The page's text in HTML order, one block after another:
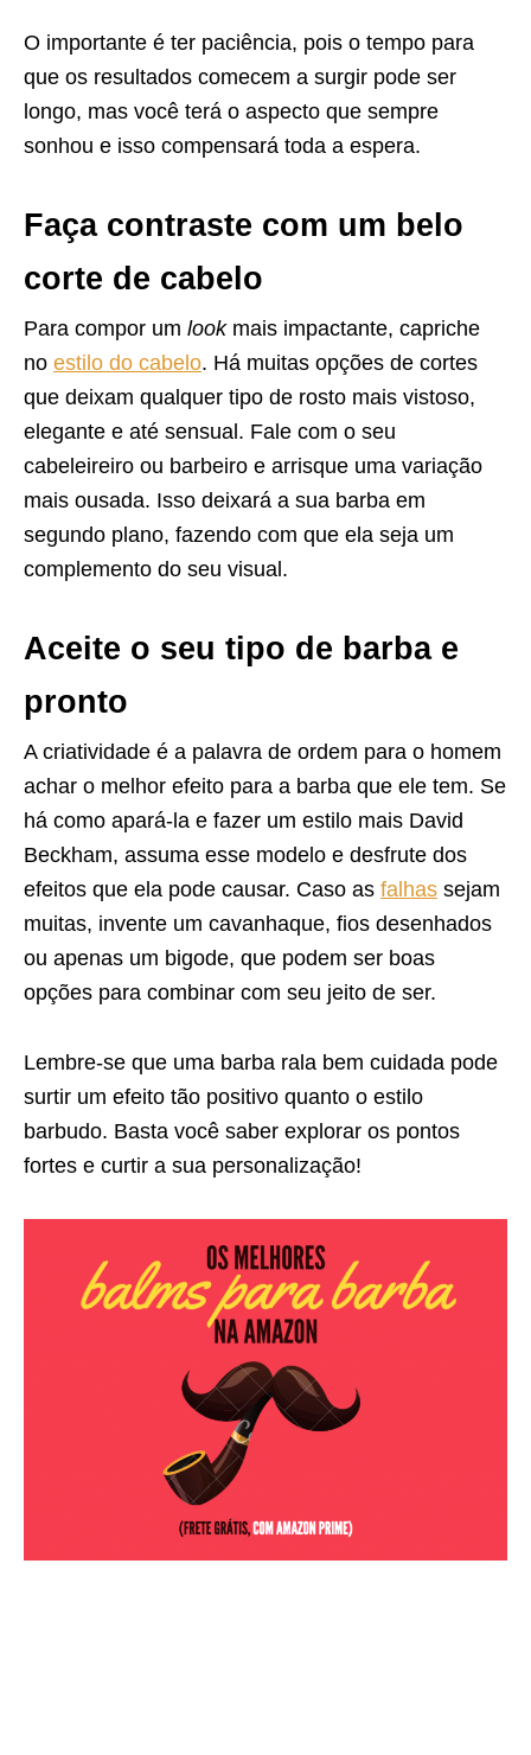
O importante é ter paciência, pois o tempo para
que os resultados comecem a surgir pode ser
longo, mas você terá o aspecto que sempre
sonhou e isso compensará toda a espera.
Faça contraste com um belo
corte de cabelo
Para compor um lookmais impactante, capriche
no estilo do cabelo. Há muitas opções de cortes
que deixam qualquer tipo de rosto mais vistoso,
elegante e até sensual. Fale com o seu
cabeleireiro ou barbeiro e arrisque uma variação
mais ousada. Isso deixará a sua barba em
segundo plano, fazendo com que ela seja um
complemento do seu visual.
Aceite o seu tipo de barba e
pronto
A criatividade é a palavra de ordem para o homem
achar o melhor efeito para a barba que ele tem. Se
há como apará-la e fazer um estilo mais David
Beckham, assuma esse modelo e desfrute dos
efeitos que ela pode causar. Caso as falhas sejam
muitas, invente um cavanhaque, fios desenhados
ou apenas um bigode, que podem ser boas
opções para combinar com seu jeito de ser.
Lembre-se que uma barba rala bem cuidada pode
surtir um efeito tão positivo quanto o estilo
barbudo. Basta você saber explorar os pontos
fortes e curtir a sua personalização!